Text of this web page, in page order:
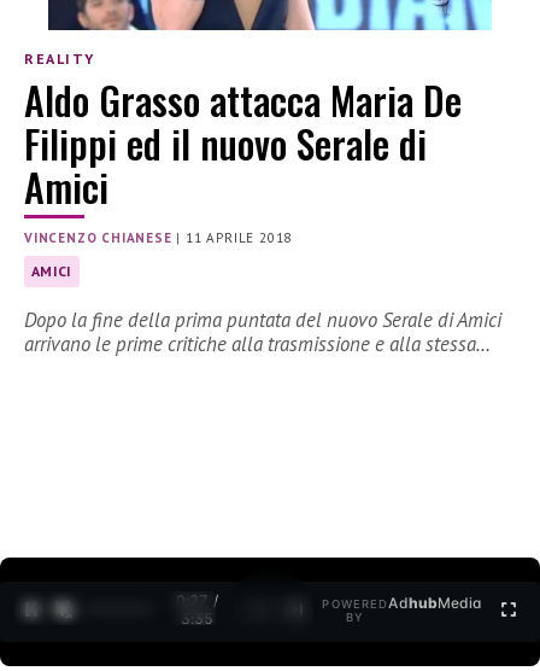
REALITY
Aldo Grasso attacca Maria De
Filippi ed il nuovo Serale di
Amici
VINCENZO CHIANESE | 11 APRILE 2018
AMICI
Dopo la fine della prima puntata del nuovo Serale di Amici
arrivano le prime critiche alla trasmissione e alla stessa…
0:27 /
3:35
POWERED
BY
AdhubMedia